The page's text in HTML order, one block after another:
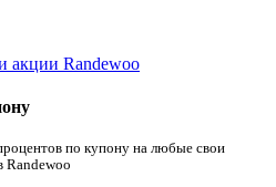
по купону на любые свои
Randewoo